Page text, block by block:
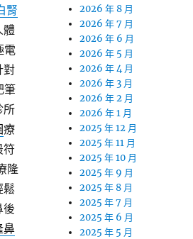
腎
體
電
對
筆
所
療
符
隆
鬆
後
鼻
2026 年 8 月
2026 年 7 月
2026 年 6 月
2026 年 5 月
2026 年 4 月
2026 年 3 月
2026 年 2 月
2026 年 1 月
2025 年 12 月
2025 年 11 月
2025 年 10 月
2025 年 9 月
2025 年 8 月
2025 年 7 月
2025 年 6 月
2025 年 5 月